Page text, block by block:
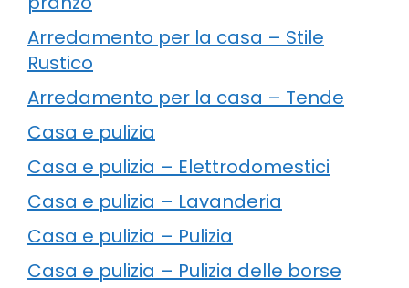
Arredamento per la casa – Stile
Rustico
Arredamento per la casa – Tende
Casa e pulizia
Casa e pulizia – Elettrodomestici
Casa e pulizia – Lavanderia
Casa e pulizia – Pulizia
Casa e pulizia – Pulizia delle borse